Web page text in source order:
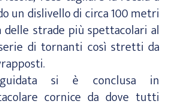
un dislivello di circa 100 metri
strade più spettacolari al
di tornanti così stretti da
si è conclusa in
cornice da dove tutti